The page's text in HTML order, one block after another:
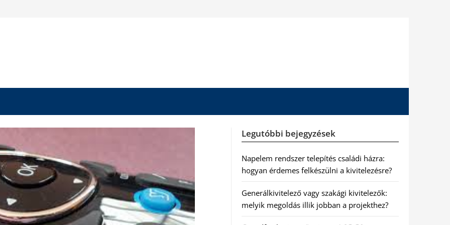
Legutóbbi bejegyzések
Napelem rendszer telepítés családi házra:
hogyan érdemes felkészülni a kivitelezésre?
Generálkivitelező vagy szakági kivitelezők:
melyik megoldás illik jobban a projekthez?